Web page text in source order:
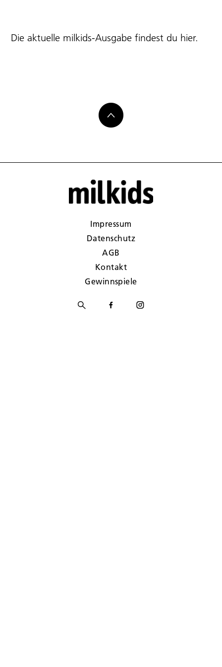
Die aktuelle milkids-Ausgabe findest du hier.
Impressum
Datenschutz
AGB
Kontakt
Gewinnspiele